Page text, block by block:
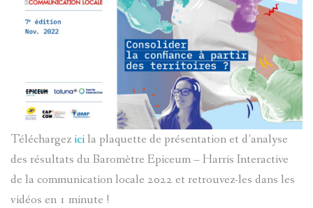
CONTACT
Téléchargez icila plaquette de présentation et d’analyse
des résultats du Baromètre Epiceum – Harris Interactive
de la communication locale 2022 et retrouvez-les dans les
vidéos en 1 minute !